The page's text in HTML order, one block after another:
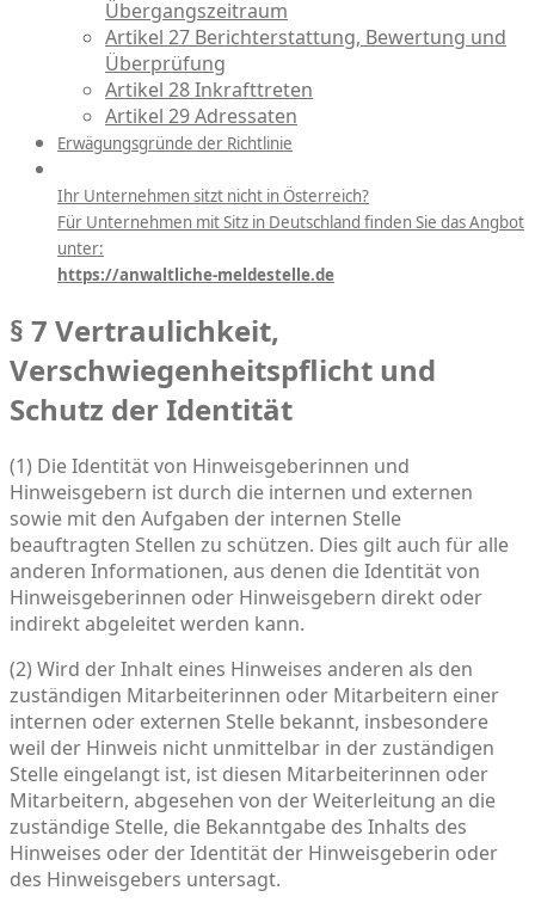
Übergangszeitraum
Artikel 27 Berichterstattung, Bewertung und
Überprüfung
Artikel 28 Inkrafttreten
Artikel 29 Adressaten
Erwägungsgründe der Richtlinie
Ihr Unternehmen sitzt nicht in Österreich?
Für Unternehmen mit Sitz in Deutschland finden Sie das Angbot
unter:
https://anwaltliche-meldestelle.de
§ 7 Vertraulichkeit,
Verschwiegenheitspflicht und
Schutz der Identität
(1) Die Identität von Hinweisgeberinnen und
Hinweisgebern ist durch die internen und externen
sowie mit den Aufgaben der internen Stelle
beauftragten Stellen zu schützen. Dies gilt auch für alle
anderen Informationen, aus denen die Identität von
Hinweisgeberinnen oder Hinweisgebern direkt oder
indirekt abgeleitet werden kann.
(2) Wird der Inhalt eines Hinweises anderen als den
zuständigen Mitarbeiterinnen oder Mitarbeitern einer
internen oder externen Stelle bekannt, insbesondere
weil der Hinweis nicht unmittelbar in der zuständigen
Stelle eingelangt ist, ist diesen Mitarbeiterinnen oder
Mitarbeitern, abgesehen von der Weiterleitung an die
zuständige Stelle, die Bekanntgabe des Inhalts des
Hinweises oder der Identität der Hinweisgeberin oder
des Hinweisgebers untersagt.